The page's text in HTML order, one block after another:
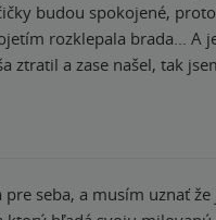
budou spokojené,
rozklepala brada... A
ztratil a zase našel, tak
od sirek. (Míša byl
moc, že jsem Míšův
(i ještě okrajově dnes,
seba, a musím uznať